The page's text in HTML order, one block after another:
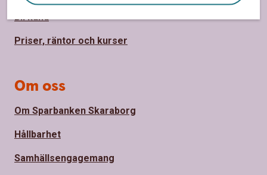
Bli kund
Priser, räntor och kurser
Om oss
Om Sparbanken Skaraborg
Hållbarhet
Samhällsengagemang